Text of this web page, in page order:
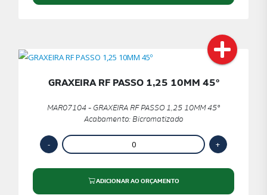
GRAXEIRA RF PASSO 1,25 10MM 45º
MAR07104 - GRAXEIRA RF PASSO 1,25 10MM 45º
Acabamento: Bicromatizado
ADICIONAR AO ORÇAMENTO